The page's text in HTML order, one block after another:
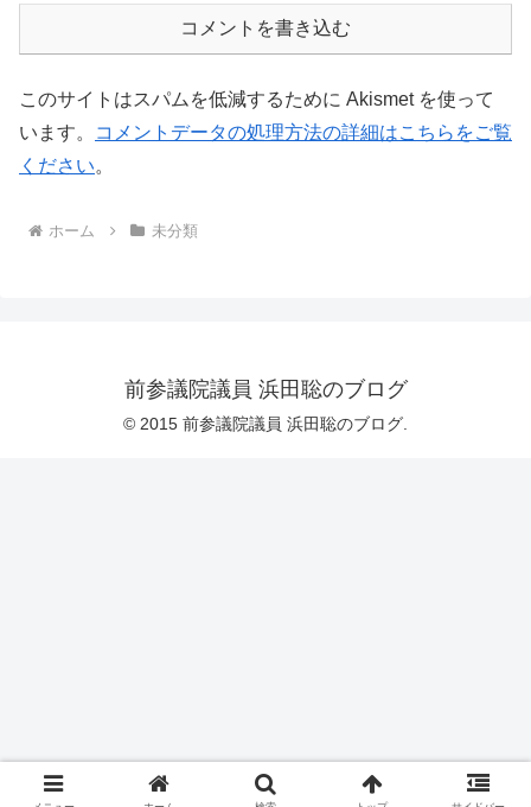
コメントを書き込む
このサイトはスパムを低減するために Akismet を使って
います。
コメントデータの処理方法の詳細はこちらをご覧
ください。
ホーム 未分類
前参議院議員 浜田聡のブログ
© 2015 前参議院議員 浜田聡のブログ.